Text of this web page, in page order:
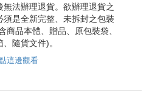
無法辦理退貨。欲辦理退貨之
須是全新完整、未拆封之包裝
商品本體、贈品、原包裝袋、
、隨貨文件)。
這邊觀看